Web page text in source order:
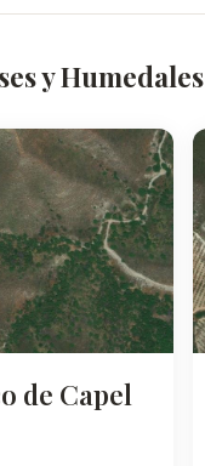
y Humedales
de Capel